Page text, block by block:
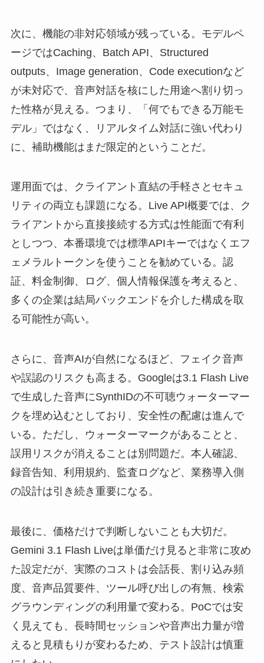
次に、機能の非対応領域が残っている。モデルペ
ージではCaching、Batch API、Structured
outputs、Image generation、Code executionなど
が未対応で、音声対話を核にした用途へ割り切っ
た性格が見える。つまり、「何でもできる万能モ
デル」ではなく、リアルタイム対話に強い代わり
に、補助機能はまだ限定的ということだ。
運用面では、クライアント直結の手軽さとセキュ
リティの両立も課題になる。Live API概要では、ク
ライアントから直接接続する方式は性能面で有利
としつつ、本番環境では標準APIキーではなくエフ
ェメラルトークンを使うことを勧めている。認
証、料金制御、ログ、個人情報保護を考えると、
多くの企業は結局バックエンドを介した構成を取
る可能性が高い。
さらに、音声AIが自然になるほど、フェイク音声
や誤認のリスクも高まる。Googleは3.1 Flash Live
で生成した音声にSynthIDの不可聴ウォーターマー
クを埋め込むとしており、安全性の配慮は進んで
いる。ただし、ウォーターマークがあることと、
誤用リスクが消えることは別問題だ。本人確認、
録音告知、利用規約、監査ログなど、業務導入側
の設計は引き続き重要になる。
最後に、価格だけで判断しないことも大切だ。
Gemini 3.1 Flash Liveは単価だけ見ると非常に攻め
た設定だが、実際のコストは会話長、割り込み頻
度、音声品質要件、ツール呼び出しの有無、検索
グラウンディングの利用量で変わる。PoCでは安
く見えても、長時間セッションや音声出力量が増
えると見積もりが変わるため、テスト設計は慎重